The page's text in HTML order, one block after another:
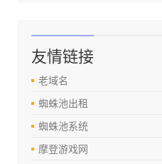
友情链接
老域名
蜘蛛池出租
蜘蛛池系统
摩登游戏网